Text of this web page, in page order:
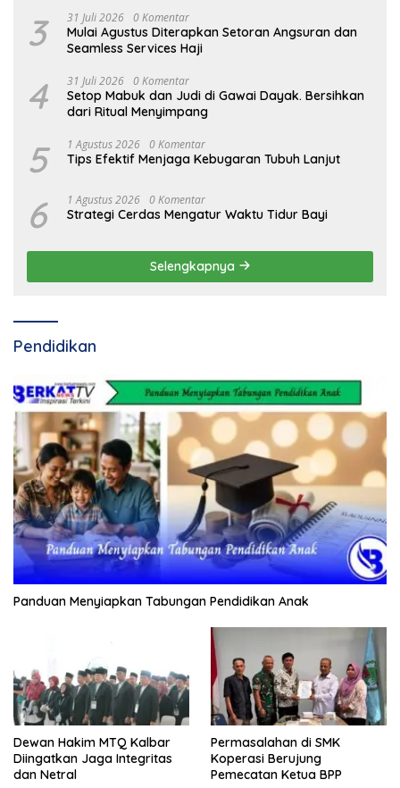
3 31 Juli 2026 0 Komentar
Mulai Agustus Diterapkan Setoran Angsuran dan
Seamless Services Haji
4 31 Juli 2026 0 Komentar
Setop Mabuk dan Judi di Gawai Dayak. Bersihkan
dari Ritual Menyimpang
5 1 Agustus 2026 0 Komentar
Tips Efektif Menjaga Kebugaran Tubuh Lanjut
6 1 Agustus 2026 0 Komentar
Strategi Cerdas Mengatur Waktu Tidur Bayi
Selengkapnya
Pendidikan
Panduan Menyiapkan Tabungan Pendidikan Anak
Dewan Hakim MTQ Kalbar
Diingatkan Jaga Integritas
dan Netral
Permasalahan di SMK
Koperasi Berujung
Pemecatan Ketua BPP